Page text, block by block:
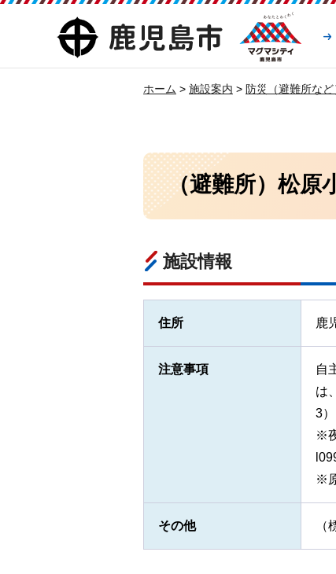
鹿児島市
マグマシティ
鹿児島市
ホーム > 施設案内 > 防災（避難所など
（避難所）松原
施設情報
住所 鹿
注意事項
自
は
3
※
※
その他 （